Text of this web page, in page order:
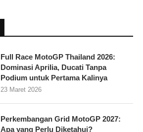
Full Race MotoGP Thailand 2026:
Dominasi Aprilia, Ducati Tanpa
Podium untuk Pertama Kalinya
23 Maret 2026
Perkembangan Grid MotoGP 2027:
Apa yang Perlu Diketahui?